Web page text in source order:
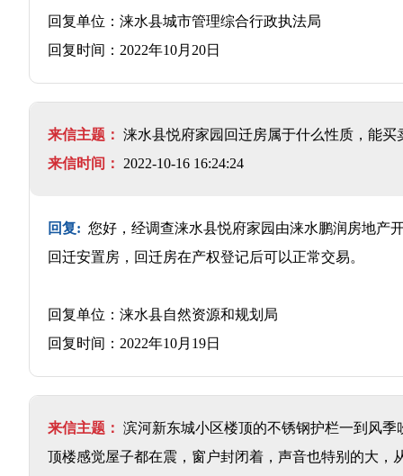
回复单位：涞水县城市管理综合行政执法局
回复时间：2022年10月20日
来信主题： 涞水县悦府家园回迁房属于什么性质，能买
来信时间：
2022-10-16 16:24:24
回复: 您好，经调查涞水县悦府家园由涞水鹏润房地产
回迁安置房，回迁房在产权登记后可以正常交易。
回复单位：涞水县自然资源和规划局
回复时间：2022年10月19日
来信主题： 滨河新东城小区楼顶的不锈钢护栏一到风
顶楼感觉屋子都在震，窗户封闭着，声音也特别的大